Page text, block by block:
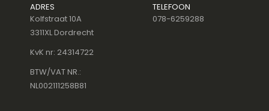
ADRES
Kolfstraat 10A
3311XL Dordrecht
KvK nr: 24314722
BTW/VAT NR.:
NL002111258B81
TELEFOON
078-6259288